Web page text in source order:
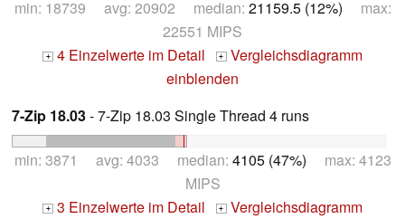
min: 18739 avg: 20902 median: 21159.5 (12%) max:
22551 MIPS
+ 4 Einzelwerte im Detail + Vergleichsdiagramm
einblenden
7-Zip 18.03- 7-Zip 18.03 Single Thread 4 runs
min: 3871 avg: 4033 median: 4105 (47%) max: 4123
MIPS
+ 3 Einzelwerte im Detail + Vergleichsdiagramm